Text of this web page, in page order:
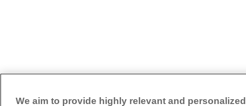
We aim to provide highly relevant and